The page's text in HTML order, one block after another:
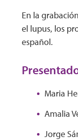
En la
el lupus, los
español.
Maria
Amalia
Jorge